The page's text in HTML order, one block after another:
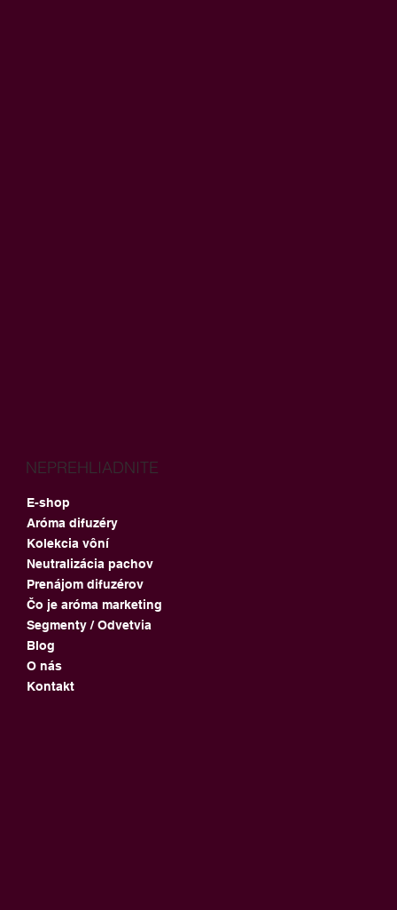
E-shop
Aróma difuzéry
Kolekcia vôní
Neutralizácia pachov
Prenájom difuzérov
Čo je aróma marketing
Segmenty / Odvetvia
Blog
O nás
Kontakt
NEPREHLIADNITE